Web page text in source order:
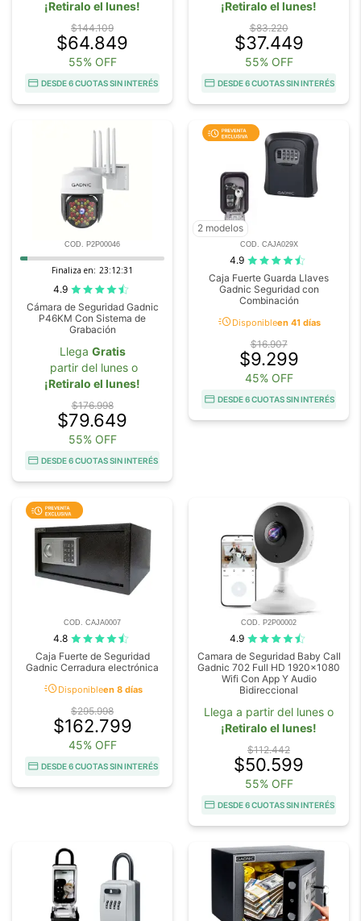
¡Retiralo el lunes!
$144.109
$64.849
55% OFF
DESDE 6 CUOTAS SIN INTERÉS
¡Retiralo el lunes!
$83.220
$37.449
55% OFF
DESDE 6 CUOTAS SIN INTERÉS
COD. P2P00046
Finaliza en: 23:12:29
4.9
Cámara de Seguridad Gadnic
P46KM Con Sistema de
Grabación
Llega Gratis
partir del lunes o
¡Retiralo el lunes!
$176.998
$79.649
55% OFF
DESDE 6 CUOTAS SIN INTERÉS
2 modelos
COD. CAJA029X
4.9
Caja Fuerte Guarda Llaves
Gadnic Seguridad con
Combinación
acuteDisponibleen 41 días
$16.907
$9.299
45% OFF
DESDE 6 CUOTAS SIN INTERÉS
COD. CAJA0007
4.8
Caja Fuerte de Seguridad
Gadnic Cerradura electrónica
acuteDisponibleen 8 días
$295.998
$162.799
45% OFF
DESDE 6 CUOTAS SIN INTERÉS
COD. P2P00002
4.9
Camara de Seguridad Baby Call
Gadnic 702 Full HD 1920x1080
Wifi Con App Y Audio
Bidireccional
Llega a partir del lunes o
¡Retiralo el lunes!
$112.442
$50.599
55% OFF
DESDE 6 CUOTAS SIN INTERÉS